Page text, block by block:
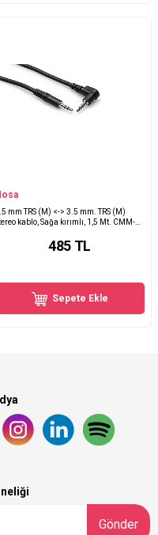
mm TRS (M) <-> 3.5 mm. TRS (M)
kablo, Sağa kırımlı, 1,5 Mt. CMM-
485 TL
Sepete Ekle
Gönder